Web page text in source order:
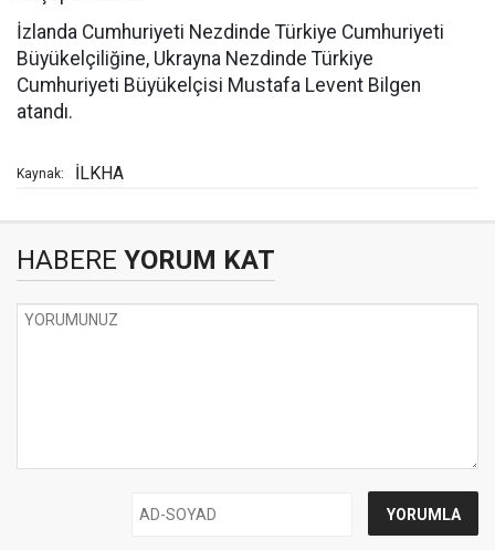
İzlanda Cumhuriyeti Nezdinde Türkiye Cumhuriyeti
Büyükelçiliğine, Ukrayna Nezdinde Türkiye
Cumhuriyeti Büyükelçisi Mustafa Levent Bilgen
atandı.
Kaynak: İLKHA
HABERE YORUM KAT